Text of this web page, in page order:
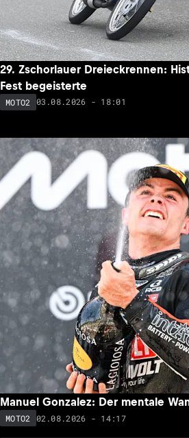
29. Zschorlauer Dreieckrennen:
Fest begeisterte
MOTO2 03.08.2026 - 18:01
Manuel Gonzalez: Der mentale
MOTO2 02.08.2026 - 14:17